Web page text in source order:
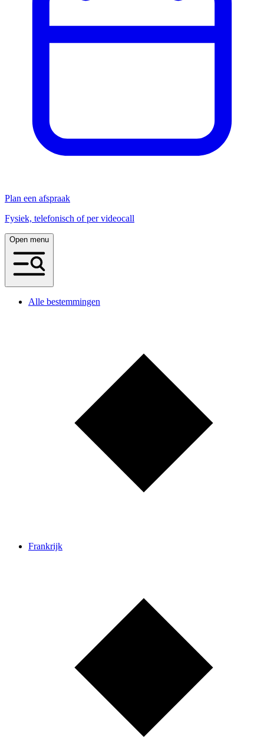
Plan een afspraak
Fysiek, telefonisch of per videocall
Open menu
Alle bestemmingen
Frankrijk